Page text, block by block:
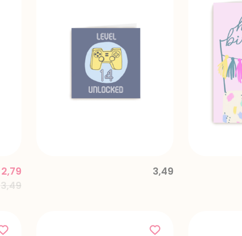
Price reduced from
3,49to
2,79 3,49